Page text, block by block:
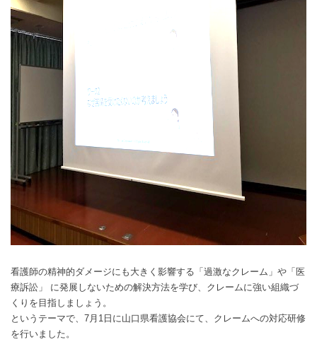
看護師の精神的ダメージにも大きく影響する「過激なクレーム」や「医
療訴訟」 に発展しないための解決方法を学び、クレームに強い組織づ
くりを目指しましょう。
というテーマで、7月1日に山口県看護協会にて、クレームへの対応研修
を行いました。